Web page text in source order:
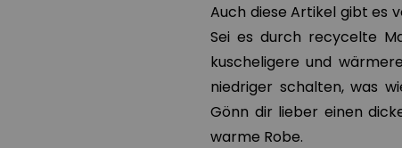
Auch diese Artikel gibt es
Sei es durch recycelte
kuscheligere und
niedriger schalten, was
Gönn dir lieber einen
warme Robe.